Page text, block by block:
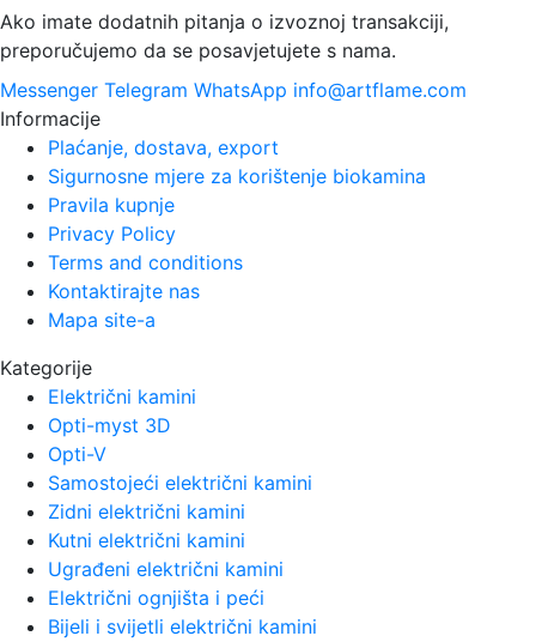
Ako imate dodatnih pitanja o izvoznoj transakciji,
preporučujemo da se posavjetujete s nama.
Messenger Telegram WhatsApp info@artflame.com
Informacije
Plaćanje, dostava, export
Sigurnosne mjere za korištenje biokamina
Pravila kupnje
Privacy Policy
Terms and conditions
Kontaktirajte nas
Mapa site-a
Kategorije
Električni kamini
Opti-myst 3D
Opti-V
Samostojeći električni kamini
Zidni električni kamini
Kutni električni kamini
Ugrađeni električni kamini
Električni ognjišta i peći
Bijeli i svijetli električni kamini